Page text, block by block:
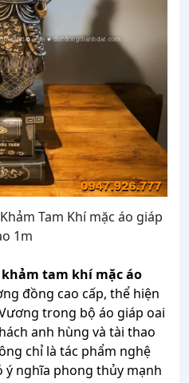
Tam Khí mặc áo giáp
1m
tam khí mặc áo
đồng cao cấp, thể hiện
trong bộ áo giáp oai
anh hùng và tài thao
chỉ là tác phẩm nghệ
ý nghĩa phong thủy mạnh